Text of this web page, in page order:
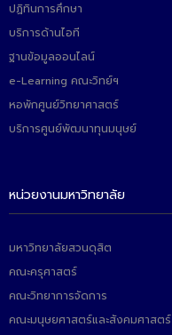
ปฏิทินการศึกษา
บริการด้านไอที
ฐานข้อมูลออนไลน์
e-Learning คณะวิทย์ฯ
หอพักศูนย์วิทยาศาสตร์
บริการศูนย์พัฒนาทุนมนุษย์
หน่วยงานมหาวิทยาลัย
มหาวิทยาลัยสวนดุสิต
คณะครุศาสตร์
คณะวิทยาการจัดการ
คณะมนุษยศาสตร์และสังคมศาสตร์